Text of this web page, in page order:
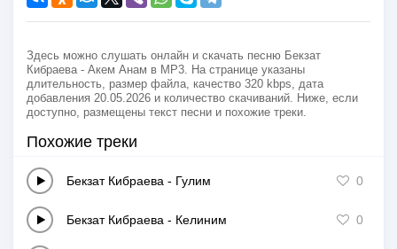
Здесь можно слушать онлайн и скачать песню Бекзат
Кибраева - Акем Анам в MP3. На странице указаны
длительность, размер файла, качество 320 kbps, дата
добавления 20.05.2026 и количество скачиваний. Ниже, если
доступно, размещены текст песни и похожие треки.
Похожие треки
Бекзат Кибраева - Гулим 0
Бекзат Кибраева - Келиним 0